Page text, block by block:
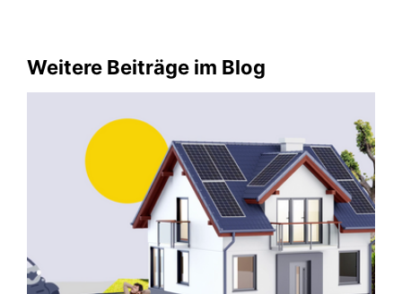
Weitere Beiträge im Blog